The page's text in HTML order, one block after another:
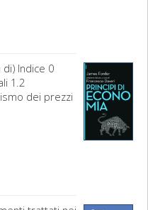
Indice 0
1.2
dei prezzi